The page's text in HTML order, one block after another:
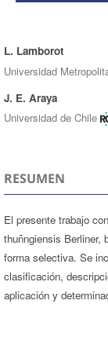
Autores/as
L. Lamborot
Universidad
J. E. Araya
Universidad de Chile
RESUMEN
El presente trabajo
thuñngiensis Berliner,
forma selectiva. Se
clasificación,
aplicación y